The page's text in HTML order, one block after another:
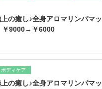
上の癒し♪全身アロマリンパマッ
9000→￥6000
ボディケア
の癒し♪全身アロマリンパマッ